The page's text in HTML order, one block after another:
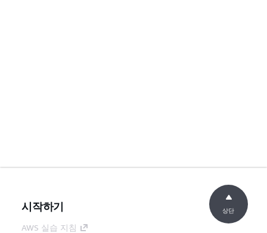
시작하기
AWS 실습 지침
상단